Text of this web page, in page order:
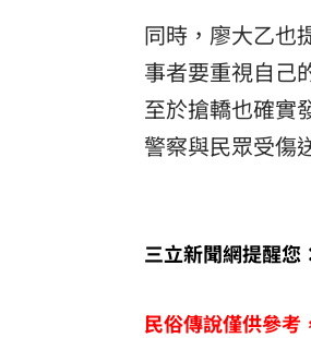
同時，廖大乙也
事者要重視自己
至於搶轎也確實
警察與民眾受傷
三立新聞網提醒您
民俗傳說僅供參考